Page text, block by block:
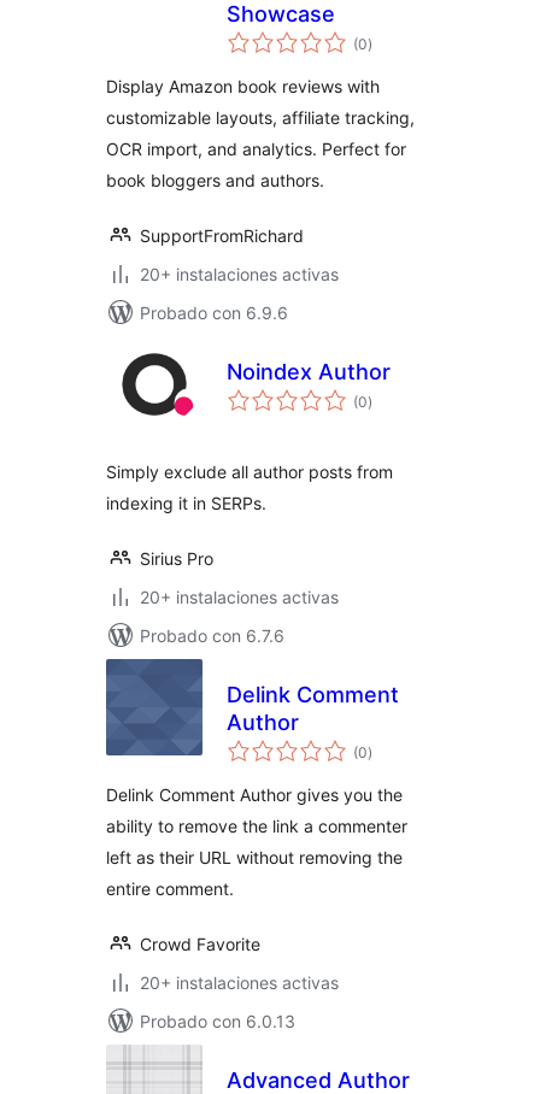
Showcase
(0total
de
)
Display Amazon book reviews with
customizable layouts, affiliate tracking,
OCR import, and analytics. Perfect for
book bloggers and authors.
SupportFromRichard
20+ instalaciones activas
Probado con 6.9.6
Noindex Author
(0total
de
)
Simply exclude all author posts from
indexing it in SERPs.
Sirius Pro
20+ instalaciones activas
Probado con 6.7.6
Delink Comment
Author
(0total
de
)
Delink Comment Author gives you the
ability to remove the link a commenter
left as their URL without removing the
entire comment.
Crowd Favorite
20+ instalaciones activas
Probado con 6.0.13
Advanced Author